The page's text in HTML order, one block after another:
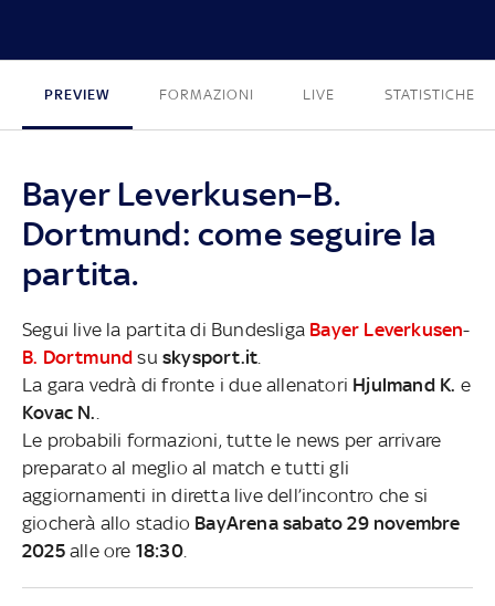
PREVIEW FORMAZIONI LIVE STATISTICHE
Bayer Leverkusen–B.
Dortmund: come seguire la
partita.
Segui live la partita di Bundesliga Bayer Leverkusen-
B. Dortmund suskysport.it
La gara vedrà di fronte i due allenatori Hjulmand K. e
Kovac N.
Le probabili formazioni, tutte le news per arrivare
preparato al meglio al match e tutti gli
aggiornamenti in diretta live dell’incontro che si
giocherà allo stadio BayArena sabato 29 novembre
2025alle ore 18:30.